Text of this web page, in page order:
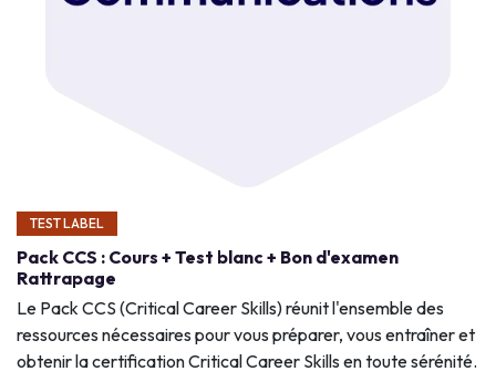
TEST LABEL
Pack CCS : Cours + Test blanc + Bon d'examen
Rattrapage
Le Pack CCS (Critical Career Skills) réunit l'ensemble des
ressources nécessaires pour vous préparer, vous entraîner et
obtenir la certification Critical Career Skills en toute sérénité.